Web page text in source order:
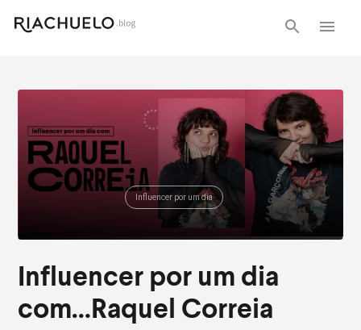
Influencer por um dia
Influencer por um dia
com…Raquel Correia